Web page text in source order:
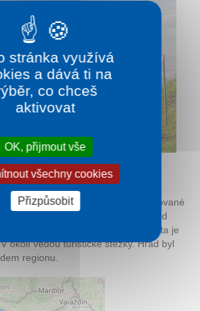
moře i okolní krajinu. Hrad má
středověku. Dnes jsou zde zachované
oblíbené mezi turisty i fotografy. Pod
svatého Servula. Atmosféra místa je
okolí vedou turistické stezky. Hrad byl
regionu.
stránka využívá
a dává ti na
co chceš
aktivovat
OK, přijmout vše
všechny cookies
Přizpůsobit